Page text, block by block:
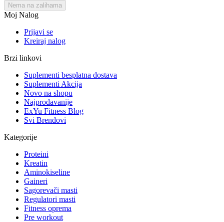
Nema na zalihama
Moj Nalog
Prijavi se
Kreiraj nalog
Brzi linkovi
Suplementi besplatna dostava
Suplementi Akcija
Novo na shopu
Najprodavanije
ExYu Fitness Blog
Svi Brendovi
Kategorije
Proteini
Kreatin
Aminokiseline
Gaineri
Sagorevači masti
Regulatori masti
Fitness oprema
Pre workout